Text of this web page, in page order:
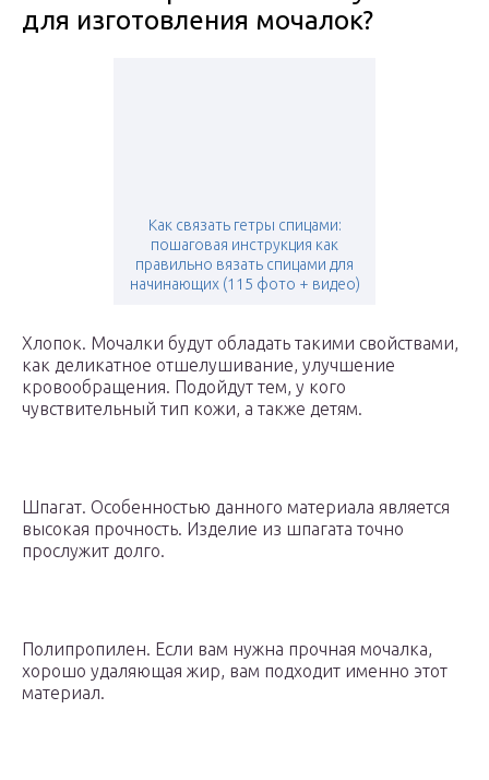
для изготовления мочалок?
Как связать гетры спицами:
пошаговая инструкция как
правильно вязать спицами для
начинающих (115 фото + видео)
Хлопок. Мочалки будут обладать такими свойствами,
как деликатное отшелушивание, улучшение
кровообращения. Подойдут тем, у кого
чувствительный тип кожи, а также детям.
Шпагат. Особенностью данного материала является
высокая прочность. Изделие из шпагата точно
прослужит долго.
Полипропилен. Если вам нужна прочная мочалка,
хорошо удаляющая жир, вам подходит именно этот
материал.